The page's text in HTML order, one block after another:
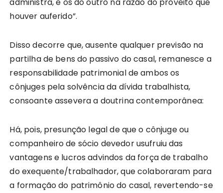
administra, e os do outro na razão do proveito que
houver auferido”.
Disso decorre que, ausente qualquer previsão na
partilha de bens do passivo do casal, remanesce a
responsabilidade patrimonial de ambos os
cônjuges pela solvência da dívida trabalhista,
consoante assevera a doutrina contemporânea:
Há, pois, presunção legal de que o cônjuge ou
companheiro de sócio devedor usufruiu das
vantagens e lucros advindos da força de trabalho
do exequente/trabalhador, que colaboraram para
a formação do patrimônio do casal, revertendo-se